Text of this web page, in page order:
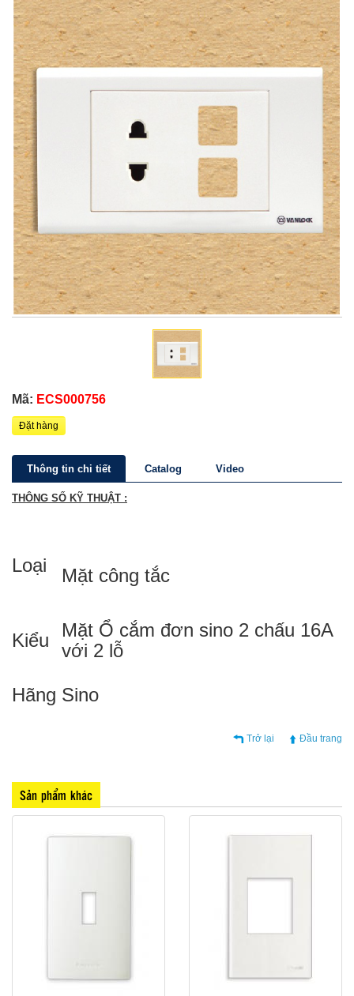
Mã: ECS000756
Đặt hàng
Thông tin chi tiết Catalog Video
THÔNG SỐ KỸ THUẬT :
Loại Mặt công tắc
Kiểu
Mặt Ổ cắm đơn sino 2 chấu 16A
với 2 lỗ
Hãng Sino
Trở lại Đầu trang
Sản phẩm khác